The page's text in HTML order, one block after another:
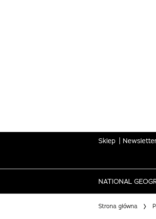
Sklep
NATIONAL
Strona główna